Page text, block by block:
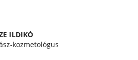
ILDIKÓ
kozmetológus